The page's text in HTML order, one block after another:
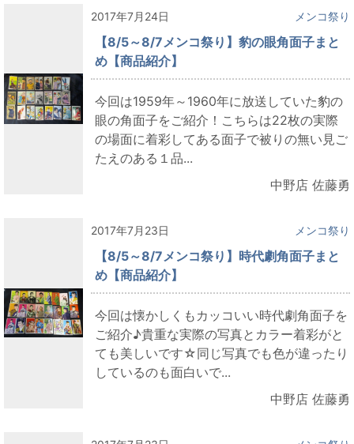
2017年7月24日 メンコ祭り
【8/5～8/7メンコ祭り】豹の眼角面子まと
め【商品紹介】
今回は1959年～1960年に放送していた豹の
眼の角面子をご紹介！こちらは22枚の実際
の場面に着彩してある面子で被りの無い見ご
たえのある１品...
中野店 佐藤勇
2017年7月23日 メンコ祭り
【8/5～8/7メンコ祭り】時代劇角面子まと
め【商品紹介】
今回は懐かしくもカッコいい時代劇角面子を
ご紹介♪貴重な実際の写真とカラー着彩がと
ても美しいです☆同じ写真でも色が違ったり
しているのも面白いで...
中野店 佐藤勇